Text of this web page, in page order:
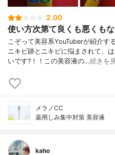
2.00
使い方次第て良くも悪くも
こぞって美容系YouTuberが紹介す
ニキビ跡とニキビに悩まされて、
いです?！！この美容液の…続きを
メラノCC
薬用しみ集中対策 美容液
kaho